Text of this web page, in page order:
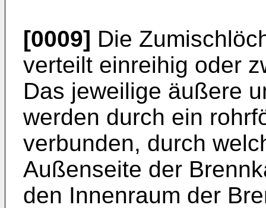
[0009] Die
verteilt einreihig oder
Das jeweilige äußere
werden durch ein
verbunden, durch
Außenseite der
den Innenraum der